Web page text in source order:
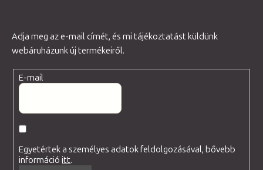
Adja meg az e-mail címét, és mi tájékoztatást küldünk
webáruházunk új termékeiről.
E-mail
Egyetértek a személyes adatok feldolgozásával, bővebb
információitt.